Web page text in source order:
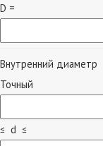
D =
Внутренний диаметр
Точный
≤ d ≤